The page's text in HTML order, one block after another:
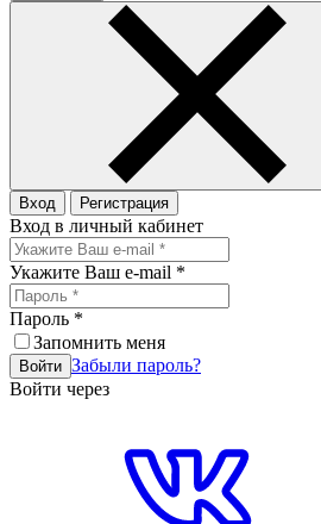
Вход Регистрация
Вход в личный кабинет
Укажите Ваш e-mail *
Пароль *
Запомнить меня
Войти Забыли пароль?
Войти через